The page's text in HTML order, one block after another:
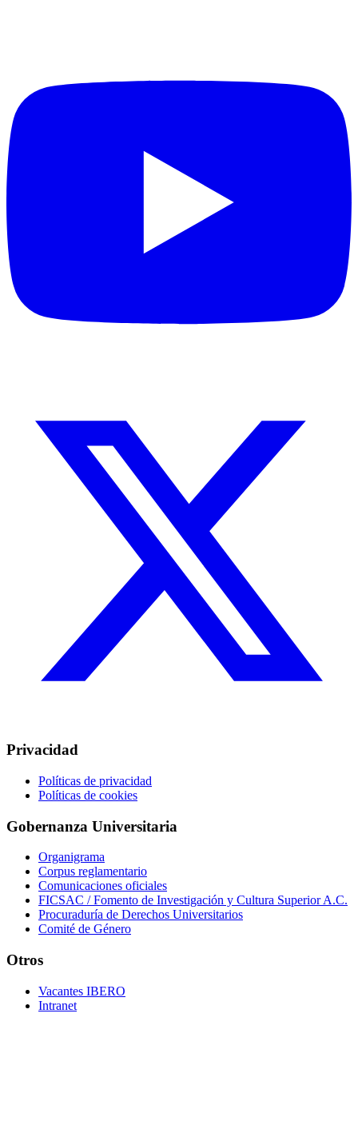
Privacidad
Políticas de privacidad
Políticas de cookies
Gobernanza Universitaria
Organigrama
Corpus reglamentario
Comunicaciones oficiales
FICSAC / Fomento de Investigación y Cultura Superior A.C.
Procuraduría de Derechos Universitarios
Comité de Género
Otros
Vacantes IBERO
Intranet